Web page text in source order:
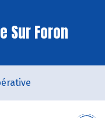
Sur Foron